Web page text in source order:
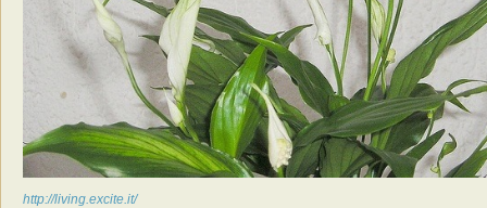
http://living.excite.it/